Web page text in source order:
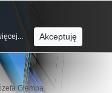
Glempa
Akceptuję